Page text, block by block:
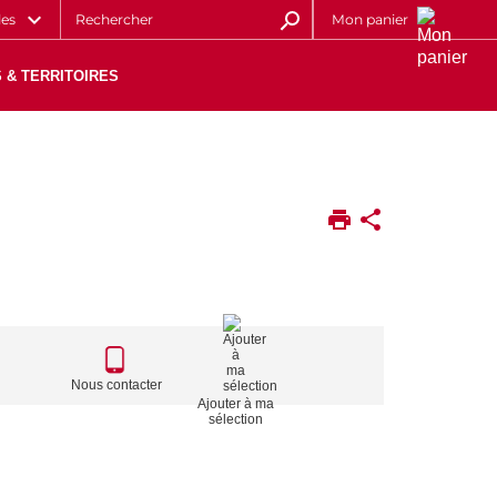
Mon panier
& TERRITOIRES
CALL
TO
ACTIONS
Nous contacter
Ajouter à ma
sélection